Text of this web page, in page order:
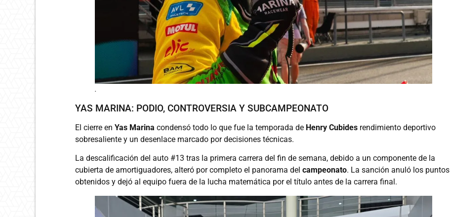
.
YAS MARINA: PODIO, CONTROVERSIA Y SUBCAMPEONATO
El cierre en Yas Marina condensó todo lo que fue la temporada de Henry Cubides rendimiento deportivo
sobresaliente y un desenlace marcado por decisiones técnicas.
La descalificación del auto #13 tras la primera carrera del fin de semana, debido a un componente de la
cubierta de amortiguadores, alteró por completo el panorama del campeonato. La sanción anuló los puntos
obtenidos y dejó al equipo fuera de la lucha matemática por el título antes de la carrera final.